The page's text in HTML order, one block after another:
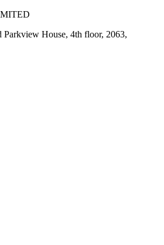
House, 4th floor, 2063,